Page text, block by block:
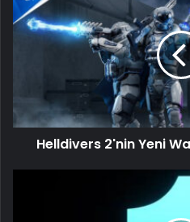
Helldivers 2'nin Yeni